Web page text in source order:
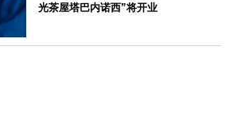
光茶屋塔巴内诺西”将开业